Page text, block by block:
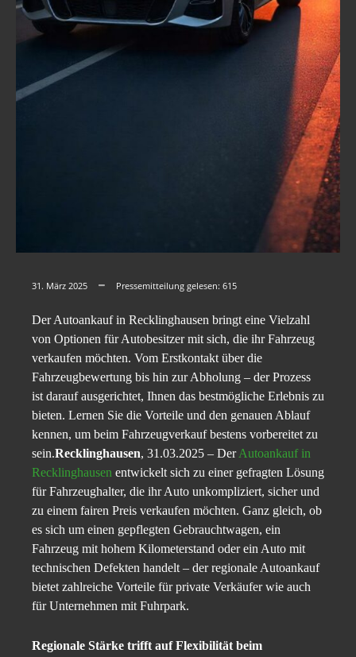
31. März 2025 Pressemitteilung gelesen: 615
Der Autoankauf in Recklinghausen bringt eine Vielzahl
von Optionen für Autobesitzer mit sich, die ihr Fahrzeug
verkaufen möchten. Vom Erstkontakt über die
Fahrzeugbewertung bis hin zur Abholung – der Prozess
ist darauf ausgerichtet, Ihnen das bestmögliche Erlebnis zu
bieten. Lernen Sie die Vorteile und den genauen Ablauf
kennen, um beim Fahrzeugverkauf bestens vorbereitet zu
sein.Recklinghausen, 31.03.2025 – DerAutoankauf in
Recklinghausen entwickelt sich zu einer gefragten Lösung
für Fahrzeughalter, die ihr Auto unkompliziert, sicher und
zu einem fairen Preis verkaufen möchten. Ganz gleich, ob
es sich um einen gepflegten Gebrauchtwagen, ein
Fahrzeug mit hohem Kilometerstand oder ein Auto mit
technischen Defekten handelt – der regionale Autoankauf
bietet zahlreiche Vorteile für private Verkäufer wie auch
für Unternehmen mit Fuhrpark.
Regionale Stärke trifft auf Flexibilität beim